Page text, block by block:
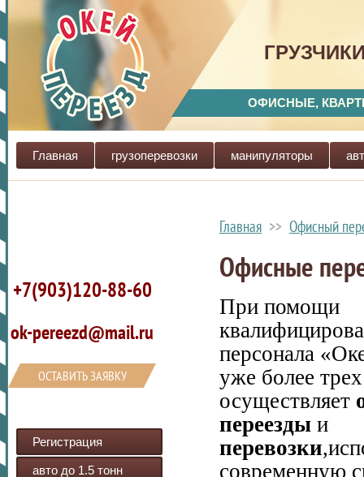
ОФИСНЫЕ,
Главная грузоперевозки манипуляторы
Главная >> Офисный
Офисные
При помощи
персонала
уже более
осуществляет
переезды и
перевозки
современную
+7(903)120-88-60
ok-pereezd@mail.ru
ОСТАВИТЬ ЗАЯВКУ
Регистрация
авто до 1.5 тонн